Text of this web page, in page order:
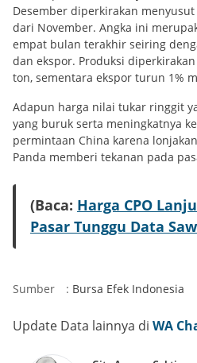
Desember diperkirakan
dari November. Angka ini
empat bulan terakhir seiring
dan ekspor. Produksi
ton, sementara ekspor turun 1%
Adapun harga nilai tukar ringgit
yang buruk serta meningkatnya
permintaan China karena
Panda memberi tekanan pada
(Baca: Harga CPO
Pasar Tunggu Data
Sumber : Bursa Efek Indonesia
Update Data lainnya di WA